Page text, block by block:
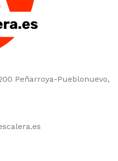
Peñarroya-Pueblonuevo,